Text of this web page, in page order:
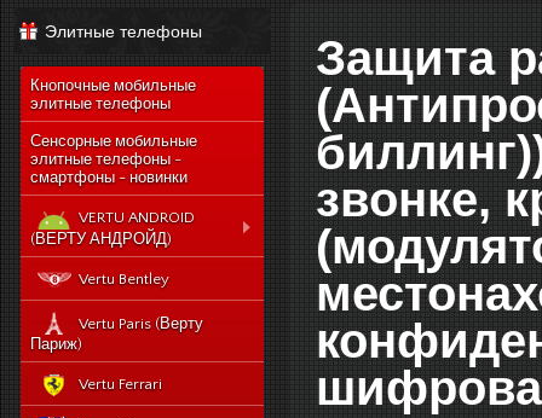
Элитные телефоны
Кнопочные мобильные
элитные телефоны
Сенсорные мобильные
элитные телефоны -
смартфоны - новинки
VERTU ANDROID
(ВЕРТУ АНДРОЙД)
Новый Vertu Signature
New Touch
Vertu Constellation X duos
Sim - смартфон Верту
Констелейшен икс на две
сим карты
Vertu Signature touch
Vertu Bentley
Vertu Paris (Верту
Париж)
Vertu Ferrari
Защита
звонке,